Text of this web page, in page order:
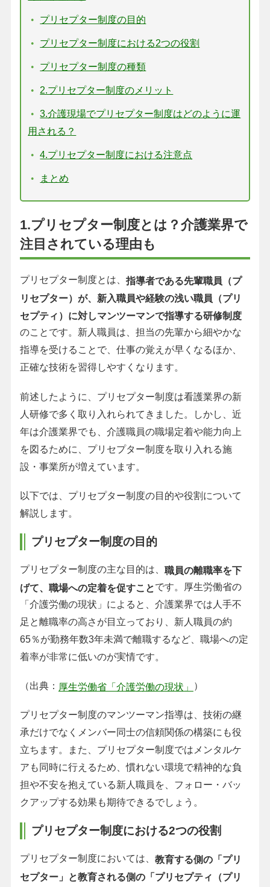
プリセプター制度の目的
プリセプター制度における2つの役割
プリセプター制度の種類
2.プリセプター制度のメリット
3.介護現場でプリセプター制度はどのように運
用される？
4.プリセプター制度における注意点
まとめ
1.プリセプター制度とは？介護業界で
注目されている理由も
プリセプター制度とは、 指導者である先輩職員（プ
リセプター）が、新入職員や経験の浅い職員（プリ
セプティ）に対しマンツーマンで指導する研修制度
のことです。新人職員は、担当の先輩から細やかな
指導を受けることで、仕事の覚えが早くなるほか、
正確な技術を習得しやすくなります。
前述したように、プリセプター制度は看護業界の新
人研修で多く取り入れられてきました。しかし、近
年は介護業界でも、介護職員の職場定着や能力向上
を図るために、プリセプター制度を取り入れる施
設・事業所が増えています。
以下では、プリセプター制度の目的や役割について
解説します。
プリセプター制度の目的
プリセプター制度の主な目的は、 職員の離職率を下
げて、職場への定着を促すことです。厚生労働省の
「介護労働の現状」によると、介護業界では人手不
足と離職率の高さが目立っており、新人職員の約
65％が勤務年数3年未満で離職するなど、職場への定
着率が非常に低いのが実情です。
（出典： 厚生労働省「介護労働の現状」 ）
プリセプター制度のマンツーマン指導は、技術の継
承だけでなくメンバー同士の信頼関係の構築にも役
立ちます。また、プリセプター制度ではメンタルケ
アも同時に行えるため、慣れない環境で精神的な負
担や不安を抱えている新人職員を、フォロー・バッ
クアップする効果も期待できるでしょう。
プリセプター制度における2つの役割
プリセプター制度においては、 教育する側の「プリ
セプター」と教育される側の「プリセプティ（プリ